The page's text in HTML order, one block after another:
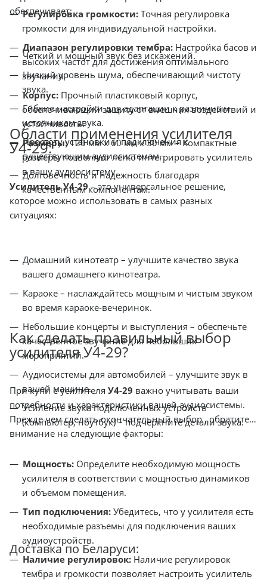
Регулировка громкости: Точная регулировка
громкости для индивидуальной настройки.
Диапазон регулировки тембра: Настройка басов и
высоких частот для достижения оптимального
звучания.
Корпус: Прочный пластиковый корпус,
обеспечивающий защиту от внешних воздействий и
устойчивость.
Размеры:120 мм x 60 мм x 30 мм – Компактные
размеры позволяют легко интегрировать усилитель
в вашу аудиосистему.
обеспечивает:
Четкий и мощный звук без искажений.
Низкий уровень шума, обеспечивающий чистоту
звука.
Гибкие настройки для адаптации к различным
источникам звука.
Простоту установки и подключения к
существующим аудиосистемам.
Долговечность и надежность благодаря
качественным компонентам.
Области применения усилителя
У4-29:
Усилитель У4-29– это универсальное решение,
которое можно использовать в самых разных
ситуациях:
Домашний кинотеатр – улучшите качество звука
вашего домашнего кинотеатра.
Караоке – наслаждайтесь мощным и чистым звуком
во время караоке-вечеринок.
Небольшие концерты и выступления – обеспечьте
качественное звучание для небольших
мероприятий.
Аудиосистемы для автомобилей – улучшите звук в
вашей машине.
Усиление звука подключенных устройств
(компьютер, ноутбук) – подчеркните детали звука.
Как сделать правильный выбор
усилителя У4-29?
При купи е усилителя У4-29 важно учитывать ваши
потребности и характеристики вашей аудиосистемы.
Прежде чем сделать окончательный выбор , обратите
внимание на следующие факторы:
Мощность: Определите необходимую мощность
усилителя в соответствии с мощностью динамиков
и объемом помещения.
Тип подключения: Убедитесь, что у усилителя есть
необходимые разъемы для подключения ваших
аудиоустройств.
Наличие регулировок: Наличие регулировок
тембра и громкости позволяет настроить усилитель
Доставка по Беларуси: